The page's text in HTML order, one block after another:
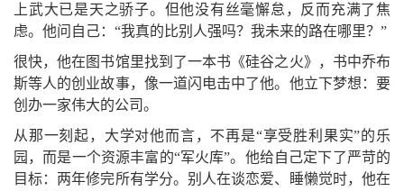
上武大已是天之骄子。但他没有丝毫懈怠，反而充满了焦
虑。他问自己：“我真的比别人强吗？我未来的路在哪里？”
很快，他在图书馆里找到了一本书《硅谷之火》，书中乔布
斯等人的创业故事，像一道闪电击中了他。他立下梦想：要
创办一家伟大的公司。
从那一刻起，大学对他而言，不再是“享受胜利果实”的乐
园，而是一个资源丰富的“军火库”。他给自己定下了严苛的
目标：两年修完所有学分。别人在谈恋爱、睡懒觉时，他在